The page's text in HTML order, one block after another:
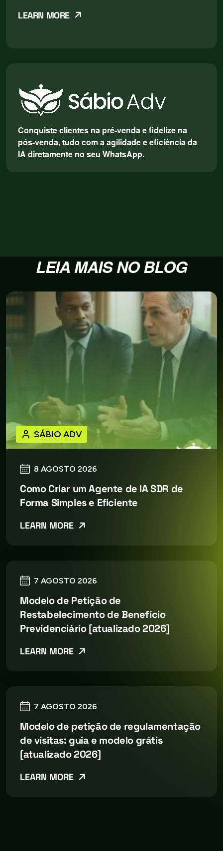
LEARN MORE
Conquiste clientes na pré-venda e fidelize na
pós-venda, tudo com a agilidade e eficiência da
IA diretamente no seu WhatsApp.
LEIA MAIS NO BLOG
8 AGOSTO 2026
SÁBIO ADV
Como Criar um Agente de IA SDR de
Forma Simples e Eficiente
LEARN MORE
7 AGOSTO 2026
Modelo de Petição de
Restabelecimento de Benefício
Previdenciário [atualizado 2026]
LEARN MORE
7 AGOSTO 2026
Modelo de petição de regulamentação
de visitas: guia e modelo grátis
[atualizado 2026]
LEARN MORE